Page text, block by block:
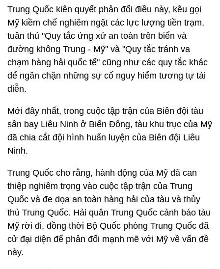
Trung Quốc kiên quyết phản đối điều này, kêu gọi
Mỹ kiềm chế nghiêm ngặt các lực lượng tiền trạm,
tuân thủ "Quy tắc ứng xử an toàn trên biển và
đường không Trung - Mỹ" và "Quy tắc tránh va
chạm hàng hải quốc tế" cũng như các quy tắc khác
để ngăn chặn những sự cố nguy hiểm tương tự tái
diễn.
Mới đây nhất, trong cuộc tập trận của Biên đội tàu
sân bay Liêu Ninh ở Biển Đông, tàu khu trục của Mỹ
đã chia cắt đội hình huấn luyện của Biên đội Liêu
Ninh.
Trung Quốc cho rằng, hành động của Mỹ đã can
thiệp nghiêm trọng vào cuộc tập trận của Trung
Quốc và đe dọa an toàn hàng hải của tàu và thủy
thủ Trung Quốc. Hải quân Trung Quốc cảnh báo tàu
Mỹ rời đi, đồng thời Bộ Quốc phòng Trung Quốc đã
cử đại diện để phản đối mạnh mẽ với Mỹ về vấn đề
này.